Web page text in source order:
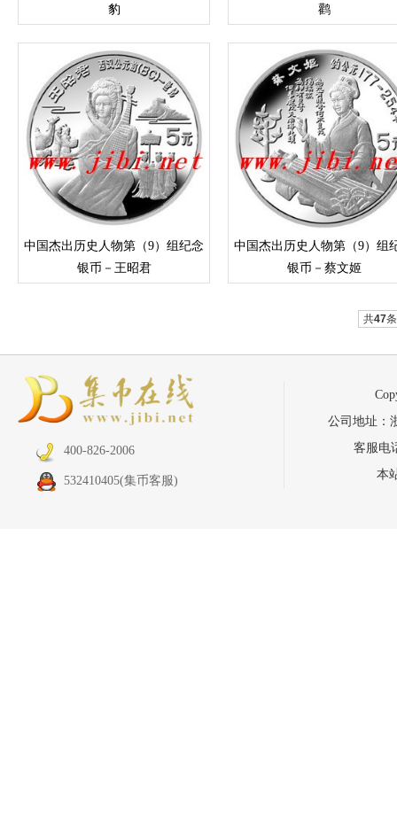
豹
鹳
中国杰出历史人物第（9）组纪念
银币－王昭君
中国杰出历史人物第（9）组
银币－蔡文姬
共47
400-826-2006
532410405(集币客服)
公司地址：
客服电
本